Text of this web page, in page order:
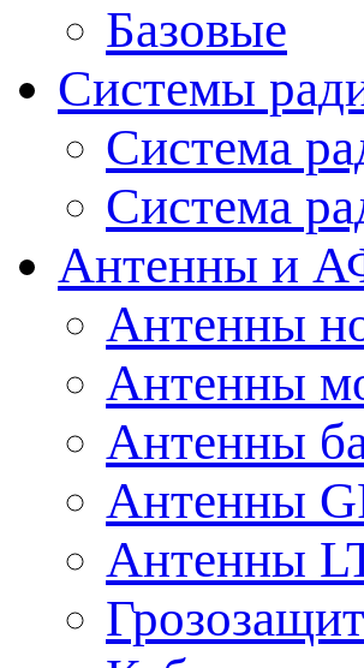
Базовые
Системы
Система
Система
Антенны и
Антенны
Антенны
Антенны
Антенны
Антенны